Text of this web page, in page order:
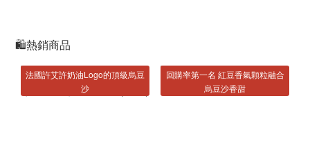
🛍熱銷商品
法國許艾許奶油Logo的頂級烏豆
沙
回購率第一名 紅豆香氣顆粒融合
烏豆沙香甜